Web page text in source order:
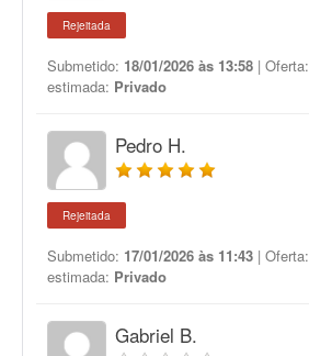
Rejeitada
Submetido: 18/01/2026 às 13:58 | Oferta:
estimada: Privado
Pedro H.
Rejeitada
Submetido: 17/01/2026 às 11:43 | Oferta:
estimada: Privado
Gabriel B.